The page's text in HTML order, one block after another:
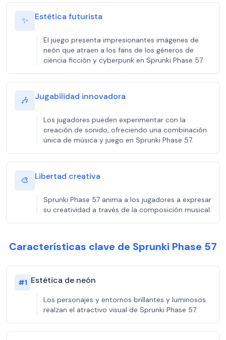
✨ Estética futurista
El juego presenta impresionantes imágenes de
neón que atraen a los fans de los géneros de
ciencia ficción y cyberpunk en Sprunki Phase 57.
🎶 Jugabilidad innovadora
Los jugadores pueden experimentar con la
creación de sonido, ofreciendo una combinación
única de música y juego en Sprunki Phase 57.
🎨 Libertad creativa
Sprunki Phase 57 anima a los jugadores a expresar
su creatividad a través de la composición musical.
Características clave de Sprunki Phase 57
#1 Estética de neón
Los personajes y entornos brillantes y luminosos
realzan el atractivo visual de Sprunki Phase 57.